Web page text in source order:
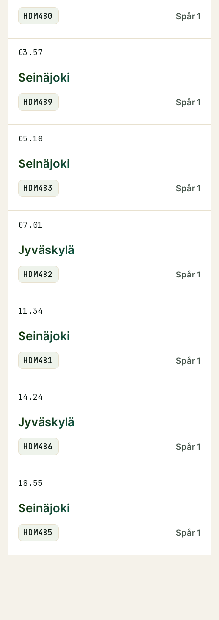
HDM480 Spår 1
03.57
Seinäjoki
HDM489 Spår 1
05.18
Seinäjoki
HDM483 Spår 1
07.01
Jyväskylä
HDM482 Spår 1
11.34
Seinäjoki
HDM481 Spår 1
14.24
Jyväskylä
HDM486 Spår 1
18.55
Seinäjoki
HDM485 Spår 1